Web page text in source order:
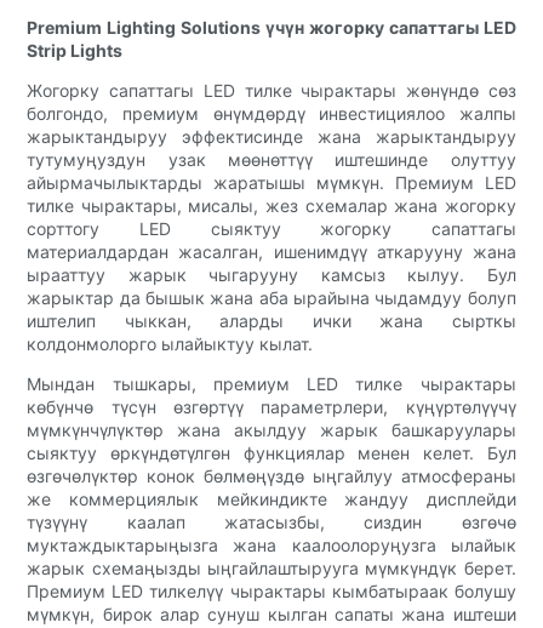
Premium Lighting Solutions үчүн жогорку сапаттагы LED
Strip Lights
Жогорку сапаттагы LED тилке чырактары жөнүндө сөз
болгондо, премиум өнүмдөрдү инвестициялоо жалпы
жарыктандыруу эффектисинде жана жарыктандыруу
тутумуңуздун узак мөөнөттүү иштешинде олуттуу
айырмачылыктарды жаратышы мүмкүн. Премиум LED
тилке чырактары, мисалы, жез схемалар жана жогорку
сорттогу LED сыяктуу жогорку сапаттагы
материалдардан жасалган, ишенимдүү аткарууну жана
ырааттуу жарык чыгарууну камсыз кылуу. Бул
жарыктар да бышык жана аба ырайына чыдамдуу болуп
иштелип чыккан, аларды ички жана сырткы
колдонмолорго ылайыктуу кылат.
Мындан тышкары, премиум LED тилке чырактары
көбүнчө түсүн өзгөртүү параметрлери, күңүртөлүүчү
мүмкүнчүлүктөр жана акылдуу жарык башкаруулары
сыяктуу өркүндөтүлгөн функциялар менен келет. Бул
өзгөчөлүктөр конок бөлмөңүздө ыңгайлуу атмосфераны
же коммерциялык мейкиндикте жандуу дисплейди
түзүүнү каалап жатасызбы, сиздин өзгөчө
муктаждыктарыңызга жана каалоолоруңузга ылайык
жарык схемаңызды ыңгайлаштырууга мүмкүндүк берет.
Премиум LED тилкелүү чырактары кымбатыраак болушу
мүмкүн, бирок алар сунуш кылган сапаты жана иштеши